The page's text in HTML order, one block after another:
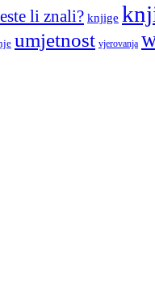
li znali? knjige
umjetnost vjerovanja